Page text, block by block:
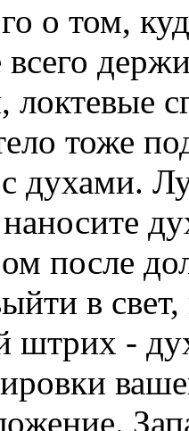
о том,
локтевые
тоже
духами.
после
в
штрих -